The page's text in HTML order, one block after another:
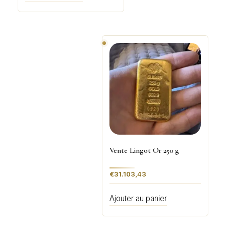
Vente Lingot Or 250 g
€31.103,43
Ajouter au panier